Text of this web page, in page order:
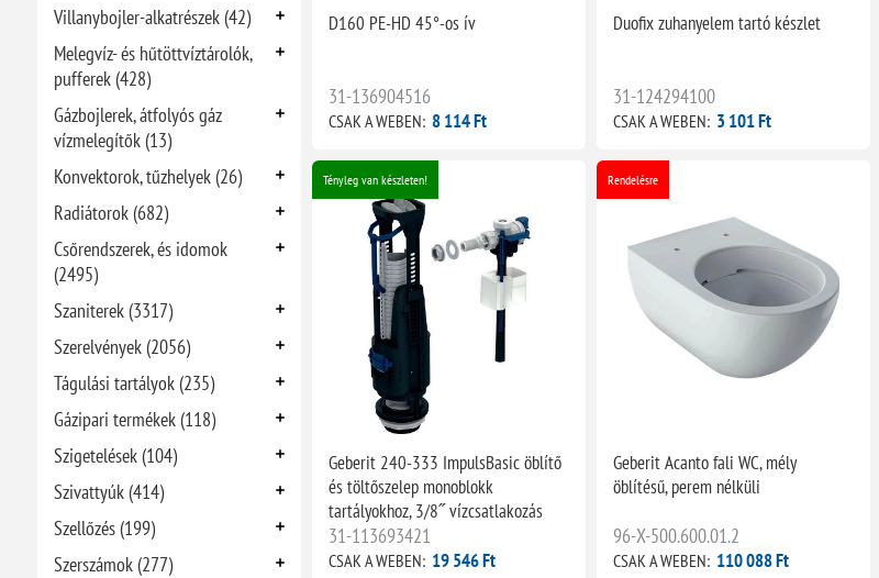
Villanybojler-alkatrészek (42)
Melegvíz- és hűtöttvíztárolók,
pufferek (428)
Gázbojlerek, átfolyós gáz
vízmelegítők (13)
Konvektorok, tűzhelyek (26)
Radiátorok (682)
Csőrendszerek, és idomok
(2495)
Szaniterek (3317)
Szerelvények (2056)
Tágulási tartályok (235)
Gázipari termékek (118)
Szigetelések (104)
Szivattyúk (414)
Szellőzés (199)
Szerszámok (277)
D160 PE-HD 45°-os ív
31-136904516
CSAK A WEBEN: 8 114 Ft
Duofix zuhanyelem tartó készlet
31-124294100
CSAK A WEBEN: 3 101 Ft
Tényleg van készleten!
Geberit 240-333 ImpulsBasic öblítő
és töltőszelep monoblokk
tartályokhoz, 3/8˝ vízcsatlakozás
31-113693421
CSAK A WEBEN: 19 546 Ft
Rendelésre
Geberit Acanto fali WC, mély
öblítésű, perem nélküli
96-X-500.600.01.2
CSAK A WEBEN: 110 088 Ft